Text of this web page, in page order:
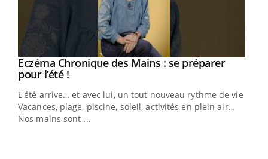
Youtube
Eczéma Chronique des Mains : se préparer
pour l’été !Youtube
L'été arrive… et avec lui, un tout nouveau rythme de vie !
Vacances, plage, piscine, soleil, activités en plein air…
Nos mains sont ...